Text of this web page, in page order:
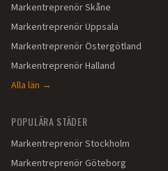
MarkentreprenörSkåne
MarkentreprenörUppsala
MarkentreprenörÖstergötland
MarkentreprenörHalland
Alla län →
POPULÄRA STÄDER
MarkentreprenörStockholm
MarkentreprenörGöteborg